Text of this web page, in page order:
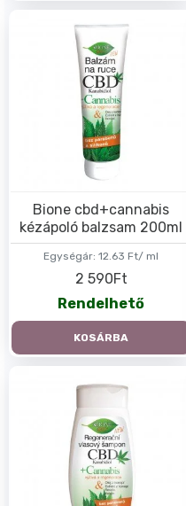
Egységár: 12.63 Ft/ ml
Bione cbd+cannabis
kézápoló balzsam 200ml
2 590Ft
Rendelhető
KOSÁRBA